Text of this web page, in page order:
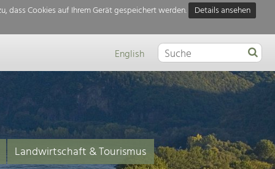
dass Cookies auf Ihrem Gerät gespeichert werden.
Details ansehen
English
Landwirtschaft & Tourismus